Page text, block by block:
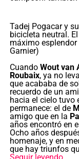
Tadej Pogacar y
bicicleta neutral.
máximo
Garnier)
Cuando Wout van
Roubaix, ya no
que acababa de
recuerdo de un
hacia el cielo tuvo
permanece: el de
amigo que en la
años encontró en
Ocho años
homenaje, y en
que hay triunfos